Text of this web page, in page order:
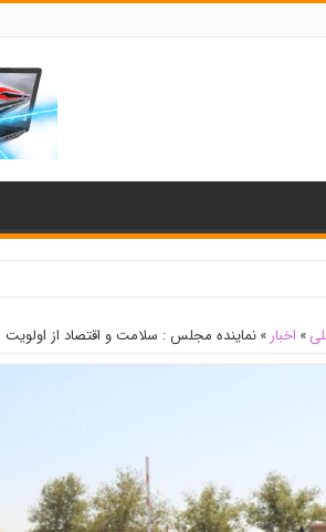
» اخبار » نماینده مجلس : سلامت و اقتصاد از